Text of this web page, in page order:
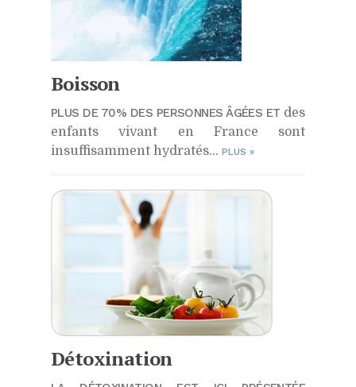
Boisson
PLUS DE 70% DES PERSONNES ÂGÉES ET des
enfants vivant en France sont
insuffisamment hydratés… PLUS »
Détoxination